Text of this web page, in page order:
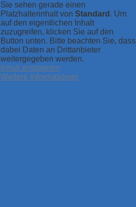
Sie sehen gerade einen
Platzhalterinhalt vonStandard . Um
auf den eigentlichen Inhalt
zuzugreifen, klicken Sie auf den
Button unten. Bitte beachten Sie, dass
dabei Daten an Drittanbieter
weitergegeben werden.
Inhalt entsperren
Weitere Informationen